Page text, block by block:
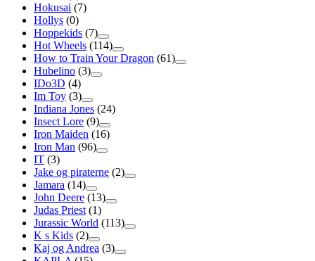
Hokusai (7)
Hollys (0)
Hoppekids (7)
Hot Wheels (114)
How to Train Your Dragon (61)
Hubelino (3)
IDo3D (4)
Im Toy (3)
Indiana Jones (24)
Insect Lore (9)
Iron Maiden (16)
Iron Man (96)
IT (3)
Jake og piraterne (2)
Jamara (14)
John Deere (13)
Judas Priest (1)
Jurassic World (113)
K s Kids (2)
Kaj og Andrea (3)